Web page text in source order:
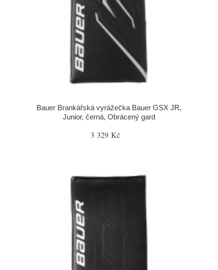
Bauer Brankářská vyrážečka Bauer GSX JR,
Junior, černá, Obrácený gard
3 329 Kč